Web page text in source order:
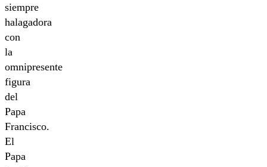
siempre
halagadora
con
la
omnipresente
figura
del
Papa
Francisco.
El
Papa